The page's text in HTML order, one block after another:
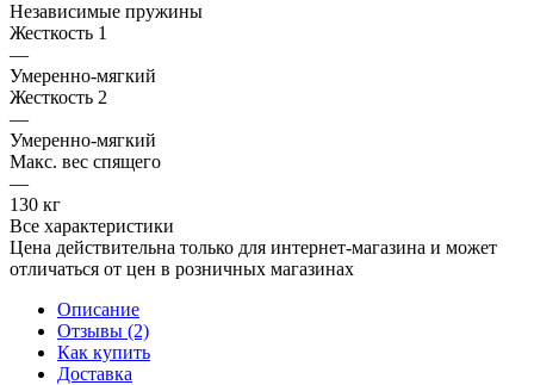
Независимые пружины
Жесткость 1
—
Умеренно-мягкий
Жесткость 2
—
Умеренно-мягкий
Макс. вес спящего
—
130 кг
Все характеристики
Цена действительна только для интернет-магазина и может
отличаться от цен в розничных магазинах
Описание
Отзывы (2)
Как купить
Доставка